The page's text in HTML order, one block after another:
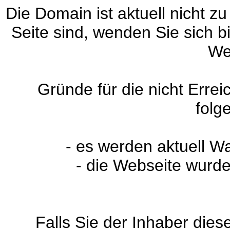
Die Domain ist aktuell nicht
Seite sind, wenden Sie sich
Gründe für die nicht
- es werden aktuell
- die Webseite
Falls Sie der Inhaber